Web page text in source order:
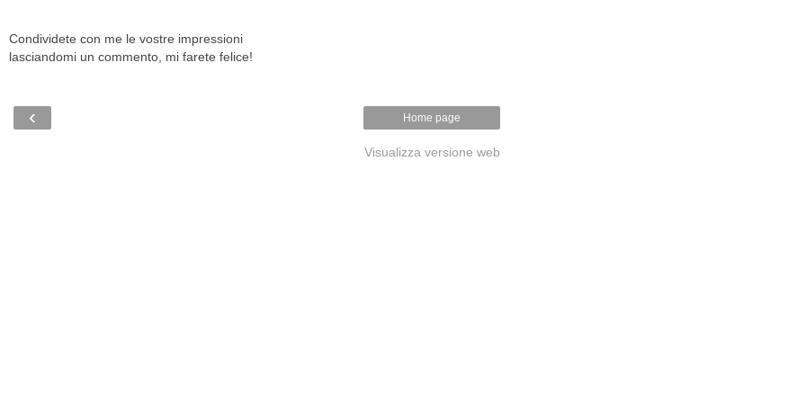
Condividete con me le vostre impressioni
lasciandomi un commento, mi farete felice!
‹ Home page
Visualizza versione web